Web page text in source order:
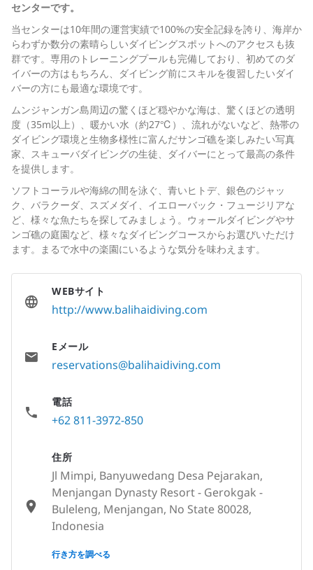
センターです。
当センターは10年間の運営実績で100%の安全記録を誇り、海岸か
らわずか数分の素晴らしいダイビングスポットへのアクセスも抜
群です。専用のトレーニングプールも完備しており、初めてのダ
イバーの方はもちろん、ダイビング前にスキルを復習したいダイ
バーの方にも最適な環境です。
ムンジャンガン島周辺の驚くほど穏やかな海は、驚くほどの透明
度（35m以上）、暖かい水（約27℃）、流れがないなど、熱帯の
ダイビング環境と生物多様性に富んだサンゴ礁を楽しみたい写真
家、スキューバダイビングの生徒、ダイバーにとって最高の条件
を提供します。
ソフトコーラルや海綿の間を泳ぐ、青いヒトデ、銀色のジャッ
ク、バラクーダ、スズメダイ、イエローバック・フュージリアな
ど、様々な魚たちを探してみましょう。ウォールダイビングやサ
ンゴ礁の庭園など、様々なダイビングコースからお選びいただけ
ます。まるで水中の楽園にいるような気分を味わえます。
WEBサイト
http://www.balihaidiving.com
Eメール
reservations@balihaidiving.com
電話
+62 811-3972-850
住所
Jl Mimpi, Banyuwedang Desa Pejarakan,
Menjangan Dynasty Resort - Gerokgak -
Buleleng, Menjangan, No State 80028,
Indonesia
None
行き方を調べる